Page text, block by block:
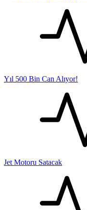
Yıl 500 Bin Can Alıyor!
Jet Motoru Satacak